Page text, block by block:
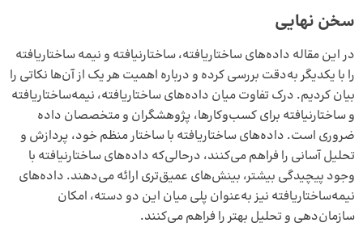
سخن نهایی
در این مقاله داده‌های ساختاریافته، ساختارنیافته و نیمه ساختاریافته
را با یکدیگر به‌دقت بررسی کرده و درباره اهمیت هر یک از آن‌ها نکاتی را
بیان کردیم. درک تفاوت میان داده‌های ساختاریافته، نیمه‌ساختاریافته
و ساختارنیافته برای کسب‌وکارها، پژوهشگران و متخصصان داده
ضروری است. داده‌های ساختاریافته با ساختار منظم خود، پردازش و
تحلیل آسانی را فراهم می‌کنند، درحالی‌که داده‌های ساختارنیافته با
وجود پیچیدگی بیشتر، بینش‌های عمیق‌تری ارائه می‌دهند. داده‌های
نیمه‌ساختاریافته نیز به‌عنوان پلی میان این دو دسته، امکان
سازمان‌دهی و تحلیل بهتر را فراهم می‌کنند.